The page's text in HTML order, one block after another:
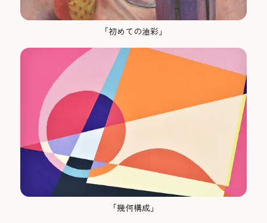
「初めての油彩」
「幾何構成」